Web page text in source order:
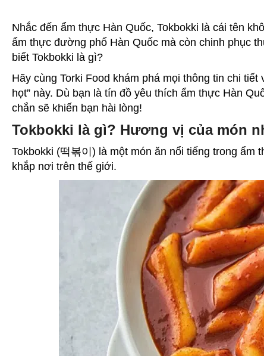
Nhắc đến ẩm thực Hàn Quốc, Tokbokki là cái tên
ẩm thực đường phố Hàn Quốc mà còn chinh phục
biết Tokbokki là gì?
Hãy cùng Torki Food khám phá mọi thông tin chi
họt” này. Dù bạn là tín đồ yêu thích ẩm thực Hàn
chắn sẽ khiến bạn hài lòng!
Tokbokki là gì? Hương vị của món
Tokbokki (떡볶이) là một món ăn nổi tiếng trong
khắp nơi trên thế giới.